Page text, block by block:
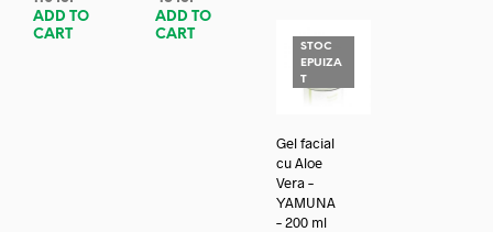
ADD TO
CART
ADD TO
CART
STOC
EPUIZA
T
Gel facial
cu Aloe
Vera –
YAMUNA
– 200 ml